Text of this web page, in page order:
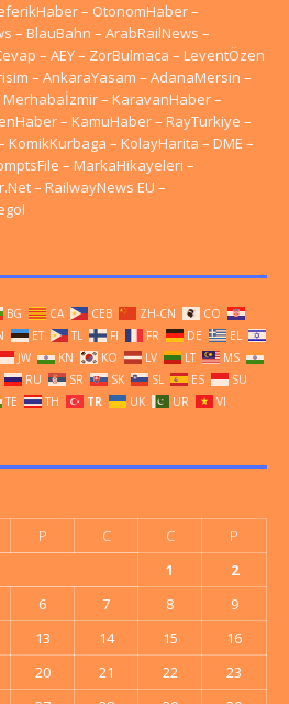
– OtonomHaber–
– BlauBahn – ArabRailNews –
– AEY– ZorBulmaca – LeventÖzen
– AnkaraYasam – AdanaMersin –
Merhabaİzmir– KaravanHaber–
– KamuHaber– RayTurkiye –
KomikKurbaga – KolayHarita – DME –
– MarkaHikayeleri –
– RailwayNews EU –
BG CA CEB ZH-CN
CO
ET TL FI FR DE
EL
JW KN KO LV LT
MS
RU SR SK SL ES
SU
TE TH TR UK UR VI
P C C
P
1
2
6 7 8
9
13 14 15
16
20 21 22
23